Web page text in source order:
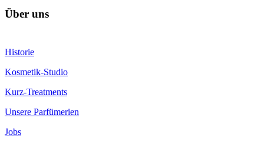
Über uns
Historie
Kosmetik-Studio
Kurz-Treatments
Unsere Parfümerien
Jobs